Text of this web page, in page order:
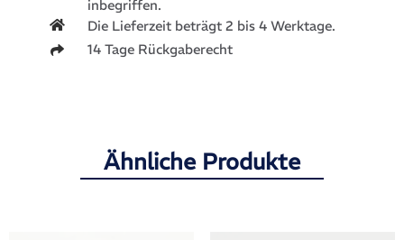
inbegriffen.
Die Lieferzeit beträgt 2 bis 4 Werktage.
14 Tage Rückgaberecht
Ähnliche Produkte